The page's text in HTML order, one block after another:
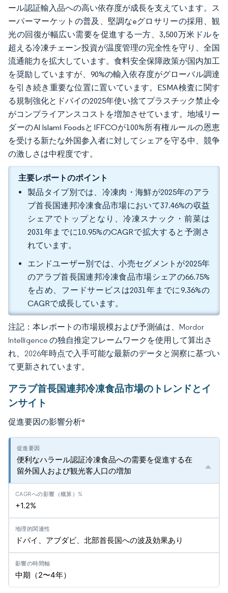
ール認証輸入品への高い依存度が成長を支えています。ス
ーパーマーケットの普及、堅調なeグロサリーの採用、観
光の回復が幅広い需要を促進する一方、3,500万米ドルを
超える冷凍チェーン投資が温度管理の完全性を守り、全国
流通能力を拡大しています。食料安全保障政策が国内加工
を奨励していますが、90%の輸入依存度がグローバル調達
を引き続き重要な位置に置いています。ESMA検査に関す
る規制強化とドバイの2025年使い捨てプラスチック禁止令
がコンプライアンスコストを増加させています。地域リー
ダーのAl Islami FoodsとIFFCOが100%所有権ルールの恩恵
を受ける新たな外国参入者に対してシェアを守る中、競争
の激しさは中程度です。
主要レポートのポイント
製品タイプ別では、冷凍肉・海鮮が2025年のアラ
ブ首長国連邦冷凍食品市場において37.46%の収益
シェアでトップとなり、冷凍スナック・前菜は
2031年までに10.95%のCAGRで拡大すると予測さ
れています。
エンドユーザー別では、小売セグメントが2025年
のアラブ首長国連邦冷凍食品市場シェアの66.75%
を占め、フードサービスは2031年までに9.36%の
CAGRで成長しています。
注記：本レポートの市場規模および予測値は、Mordor
Intelligence の独自推定フレームワークを使用して算出さ
れ、2026年時点で入手可能な最新のデータと洞察に基づい
て更新されています。
アラブ首長国連邦冷凍食品市場のトレンドとイ
ンサイト
促進要因の影響分析*
便利なハラール認証冷凍食品への需要を促進する在
留外国人および観光客人口の増加
+1.2%
ドバイ、アブダビ、北部首長国への波及効果あり
中期（2〜4年）